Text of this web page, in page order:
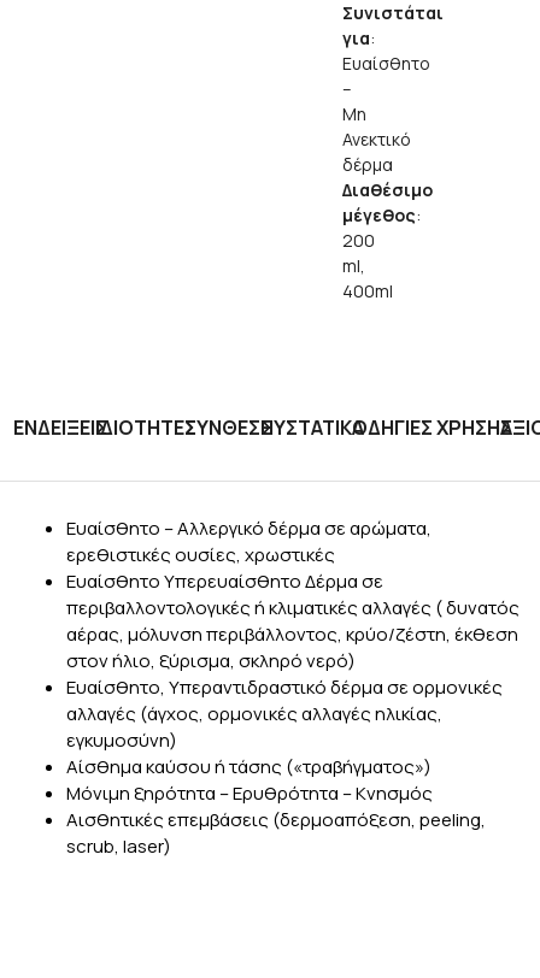
Συνιστάται
για:
Ευαίσθητο
–
Μη
Ανεκτικό
δέρμα
Διαθέσιμο
μέγεθος:
200
ml,
400ml
ΕΝΔΕΙΞΕΙΣΙΔΙΟΤΗΤΕΣΣΥΝΘΕΣΗΣΥΣΤΑΤΙΚΑΟΔΗΓΙΕΣ ΧΡΗΣΗΣ
Ευαίσθητο – Αλλεργικό δέρμα σε αρώματα,
ερεθιστικές ουσίες, χρωστικές
Ευαίσθητο Υπερευαίσθητο Δέρμα σε
περιβαλλοντολογικές ή κλιματικές αλλαγές ( δυνατός
αέρας, μόλυνση περιβάλλοντος, κρύο/ζέστη, έκθεση
στον ήλιο, ξύρισμα, σκληρό νερό)
Ευαίσθητο, Υπεραντιδραστικό δέρμα σε ορμονικές
αλλαγές (άγχος, ορμονικές αλλαγές ηλικίας,
εγκυμοσύνη)
Αίσθημα καύσου ή τάσης («τραβήγματος»)
Μόνιμη ξηρότητα – Ερυθρότητα – Κνησμός
Αισθητικές επεμβάσεις (δερμοαπόξεση, peeling,
scrub, laser)